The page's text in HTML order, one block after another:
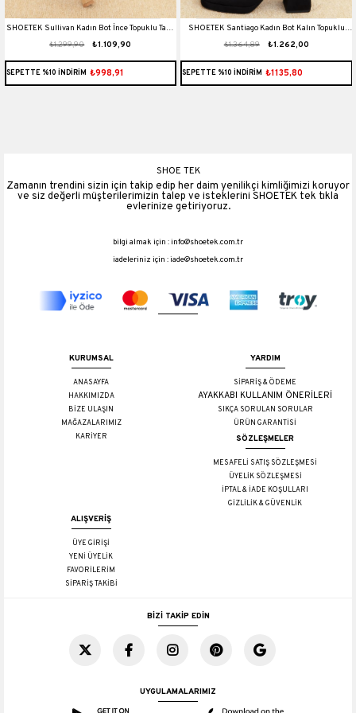
SHOETEK Sullivan Kadın Bot İnce Topuklu Taşlı
Ten Süet₺1.109,90
₺1.299,90
SEPETTE %10 İNDİRİM ₺998,91
SHOETEK Santiago Kadın Bot Kalın Topuklu
Taşlı Siyah Süet
₺1.262,00
₺1.364,89
SEPETTE %10 İNDİRİM ₺1135,80
SHOE TEK
Zamanın trendini sizin için takip edip her daim yenilikçi kimliğimizi koruyor
ve siz değerli müşterilerimizin talep ve isteklerini SHOETEK tek tıkla
evlerinize getiriyoruz.
bilgi almak için :info@shoetek.com.tr
iadeleriniz için :iade@shoetek.com.tr
KURUMSAL
ANASAYFA
HAKKIMIZDA
BİZE ULAŞIN
MAĞAZALARIMIZ
KARİYER
YARDIM
SİPARİŞ & ÖDEME
AYAKKABI KULLANIM ÖNERİLERİ
SIKÇA SORULAN SORULAR
ÜRÜN GARANTİSİ
SÖZLEŞMELER
MESAFELİ SATIŞ SÖZLEŞMESİ
ÜYELİK SÖZLEŞMESİ
İPTAL & İADE KOŞULLARI
GİZLİLİK & GÜVENLİK
ALIŞVERİŞ
ÜYE GİRİŞİ
YENİ ÜYELİK
FAVORİLERİM
SİPARİŞ TAKİBİ
BİZİ TAKİP EDİN
UYGULAMALARIMIZ